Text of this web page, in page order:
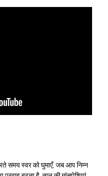
समय स्वर को घुमाएँ, जब आप निम्न